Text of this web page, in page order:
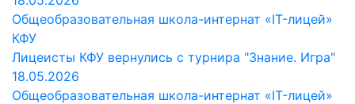
Общеобразовательная школа-интернат «IT-лицей»
КФУ
Лицеисты КФУ вернулись с турнира "Знание. Игра"
18.05.2026
Общеобразовательная школа-интернат «IT-лицей»